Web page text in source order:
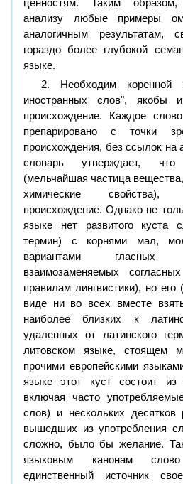
ценностям. Таким
анализу любые примеры
аналогичным результатам,
гораздо более глубокой
языке.
2. Необходим коренной
иностранных слов", якобы
происхождение. Каждое
препарировано с точки
происхождения, без ссылок на
словарь утверждает,
(мельчайшая частица
химические свойства),
происхождение. Однако не
языке нет развитого куста
термин) с корнями мал,
вариантами
взаимозаменяемых
правилам лингвистики), но его
виде ни во всех вместе
наиболее близких к
удаленных от латинского
литовском языке, стоящем
прочими европейскими
языке этот куст состоит из
включая часто
слов) и нескольких
вышедших из употребления
сложно, было бы желание.
языковым канонам
единственный источник